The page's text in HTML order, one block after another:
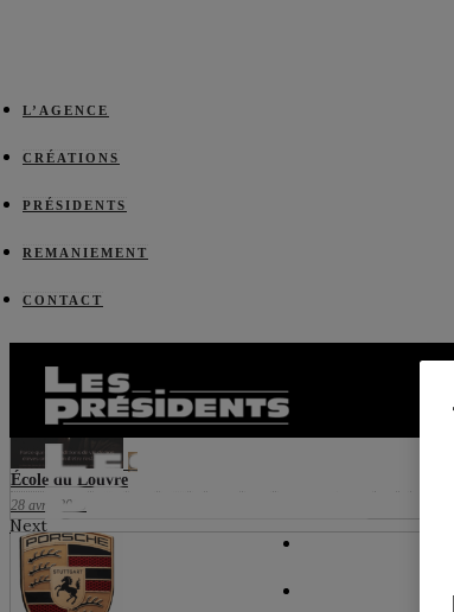
L’AGENCE
CRÉATIONS
PRÉSIDENTS
REMANIEMENT
CONTACT
Prev
0
École du Louvre
28 avril 2025
Next